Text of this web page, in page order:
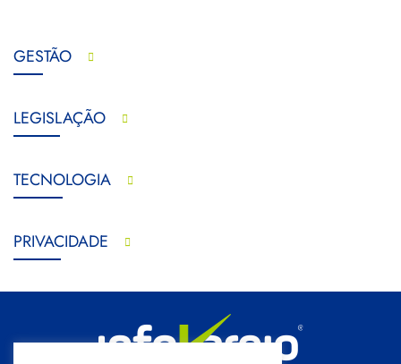
GESTÃO
LEGISLAÇÃO
TECNOLOGIA
PRIVACIDADE